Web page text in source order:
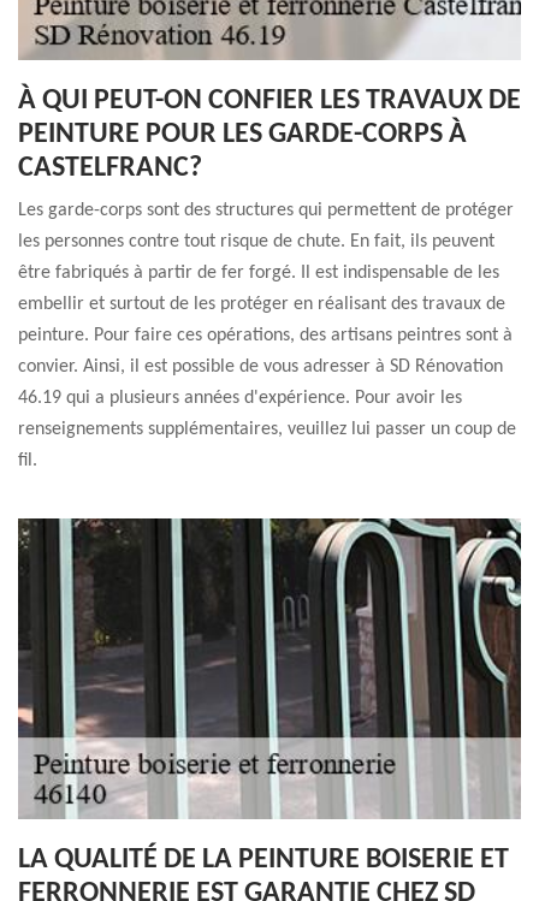
À QUI PEUT-ON CONFIER LES TRAVAUX DE
PEINTURE POUR LES GARDE-CORPS À
CASTELFRANC?
Les garde-corps sont des structures qui permettent de protéger
les personnes contre tout risque de chute. En fait, ils peuvent
être fabriqués à partir de fer forgé. Il est indispensable de les
embellir et surtout de les protéger en réalisant des travaux de
peinture. Pour faire ces opérations, des artisans peintres sont à
convier. Ainsi, il est possible de vous adresser à SD Rénovation
46.19 qui a plusieurs années d'expérience. Pour avoir les
renseignements supplémentaires, veuillez lui passer un coup de
fil.
LA QUALITÉ DE LA PEINTURE BOISERIE ET
FERRONNERIE EST GARANTIE CHEZ SD